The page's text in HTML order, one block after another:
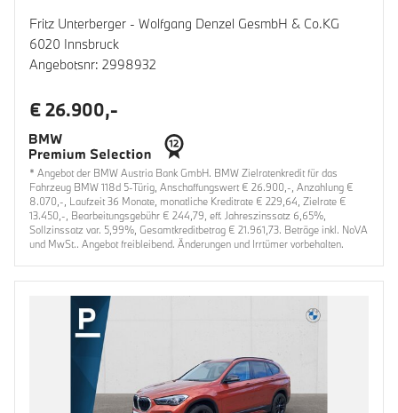
Fritz Unterberger - Wolfgang Denzel GesmbH & Co.KG
6020 Innsbruck
Angebotsnr: 2998932
€ 26.900,-
* Angebot der BMW Austria Bank GmbH. BMW Zielratenkredit für das
Fahrzeug BMW 118d 5-Türig, Anschaffungswert € 26.900,-, Anzahlung €
8.070,-, Laufzeit 36 Monate, monatliche Kreditrate € 229,64, Zielrate €
13.450,-, Bearbeitungsgebühr € 244,79, eff. Jahreszinssatz 6,65%,
Sollzinssatz var. 5,99%, Gesamtkreditbetrag € 21.961,73. Beträge inkl. NoVA
und MwSt.. Angebot freibleibend. Änderungen und Irrtümer vorbehalten.